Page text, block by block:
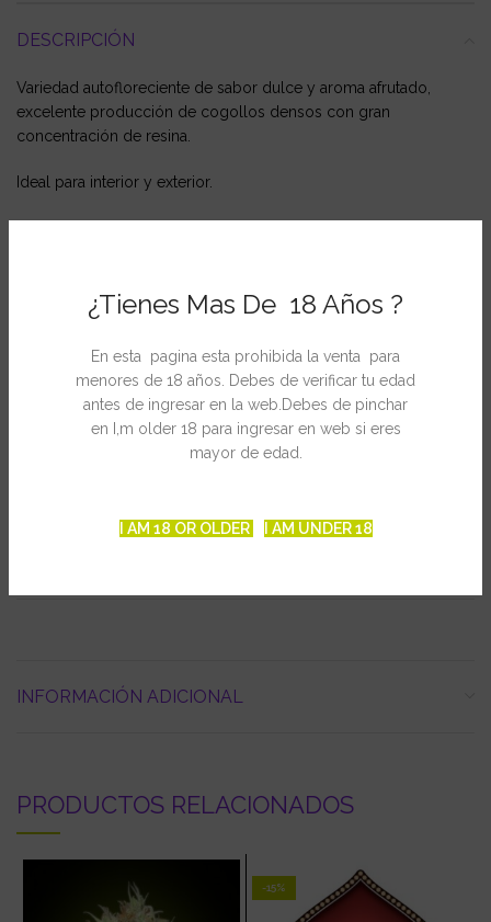
¿Tienes Mas De 18 Años ?
En esta pagina esta prohibida la venta para
menores de 18 años. Debes de verificar tu edad
antes de ingresar en la web.Debes de pinchar
en I,m older 18 para ingresar en web si eres
mayor de edad.
I AM 18 OR OLDER I AM UNDER 18
DESCRIPCIÓN
Variedad autofloreciente de sabor dulce y aroma afrutado,
excelente producción de cogollos densos con gran
concentración de resina.
Ideal para interior y exterior.
Rendimiento: 300 – 350 g/m2
14%
Altura interior: 80 – 90 cm
1 – 1,2 m
Floracion Interior: 60 – 70 días
INFORMACIÓN ADICIONAL
PRODUCTOS RELACIONADOS
-15%